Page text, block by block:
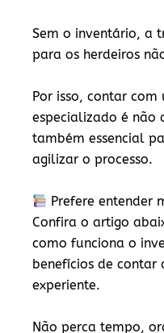
Sem o inventário, a
para os herdeiros
Por isso, contar com
especializado é não
também essencial
agilizar o processo.
Prefere entender
Confira o artigo
como funciona o
benefícios de contar
experiente.
Não perca tempo,